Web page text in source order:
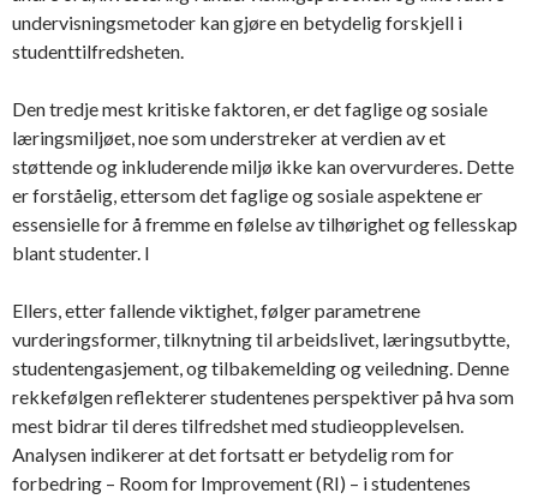
undervisningsmetoder kan gjøre en betydelig forskjell i
studenttilfredsheten.
Den tredje mest kritiske faktoren, er det faglige og sosiale
læringsmiljøet, noe som understreker at verdien av et
støttende og inkluderende miljø ikke kan overvurderes. Dette
er forståelig, ettersom det faglige og sosiale aspektene er
essensielle for å fremme en følelse av tilhørighet og fellesskap
blant studenter. I
Ellers, etter fallende viktighet, følger parametrene
vurderingsformer, tilknytning til arbeidslivet, læringsutbytte,
studentengasjement, og tilbakemelding og veiledning. Denne
rekkefølgen reflekterer studentenes perspektiver på hva som
mest bidrar til deres tilfredshet med studieopplevelsen.
Analysen indikerer at det fortsatt er betydelig rom for
forbedring – Room for Improvement (RI) – i studentenes